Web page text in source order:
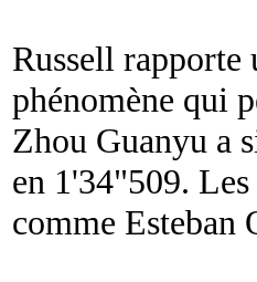
Russell rapporte
phénomène qui
Zhou Guanyu a
en 1'34"509.
comme Esteban